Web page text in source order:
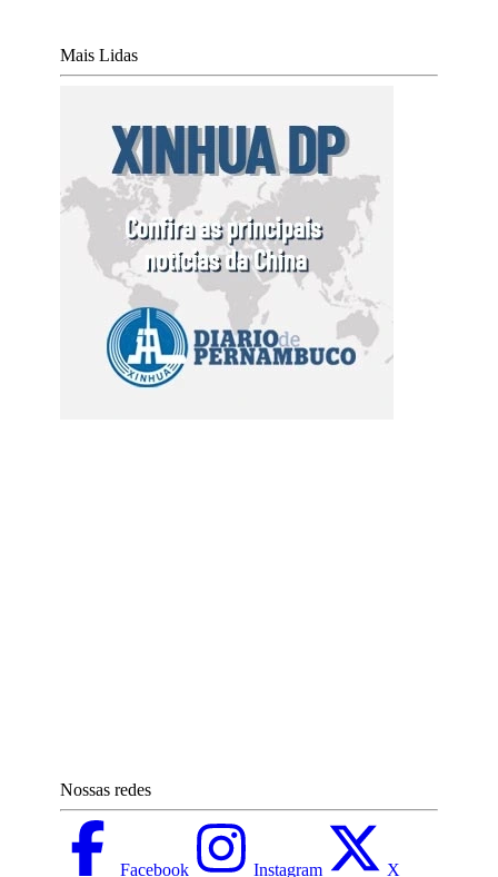
Mais Lidas
Nossas redes
Facebook Instagram X